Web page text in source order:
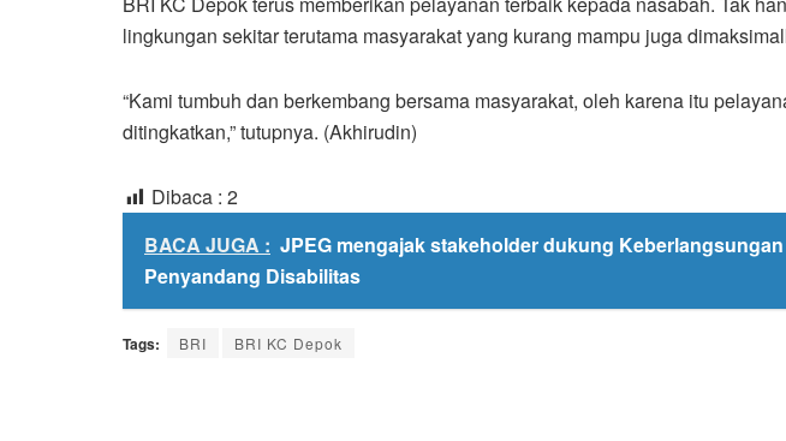
lingkungan sekitar terutama masyarakat yang kurang mampu juga
“Kami tumbuh dan berkembang bersama masyarakat, oleh karena itu
ditingkatkan,” tutupnya. (Akhirudin)
Dibaca : 2
BACA JUGA : JPEG mengajak stakeholder dukung
Penyandang Disabilitas
Tags: BRI BRI KC Depok